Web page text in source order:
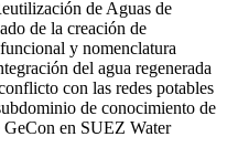
de Aguas de
de la creación de
y nomenclatura
del agua regenerada
con las redes potables
de conocimiento de
GeCon en SUEZ Water